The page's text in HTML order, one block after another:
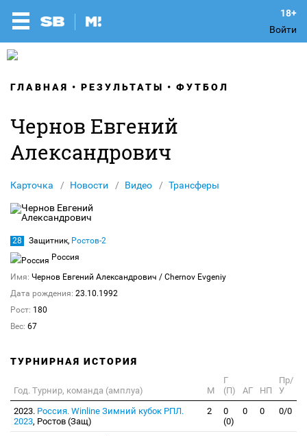
Войти
ГЛАВНАЯ РЕЗУЛЬТАТЫ ФУТБОЛ
Чернов Евгений
Александрович
Карточка Новости Видео Трансферы
28 Защитник, Ростов-2
Россия
Имя: Чернов Евгений Александрович / Chernov Evgeniy
Дата рождения: 23.10.1992
Рост: 180
Вес: 67
ТУРНИРНАЯ ИСТОРИЯ
Год. Турнир, команда (амплуа) М
Г
(П)
АГ НП
Пр/
У
2023. Россия. Winline Зимний кубок РПЛ.
2023, Ростов (Защ)
2
0
(0)
0 0 0/0